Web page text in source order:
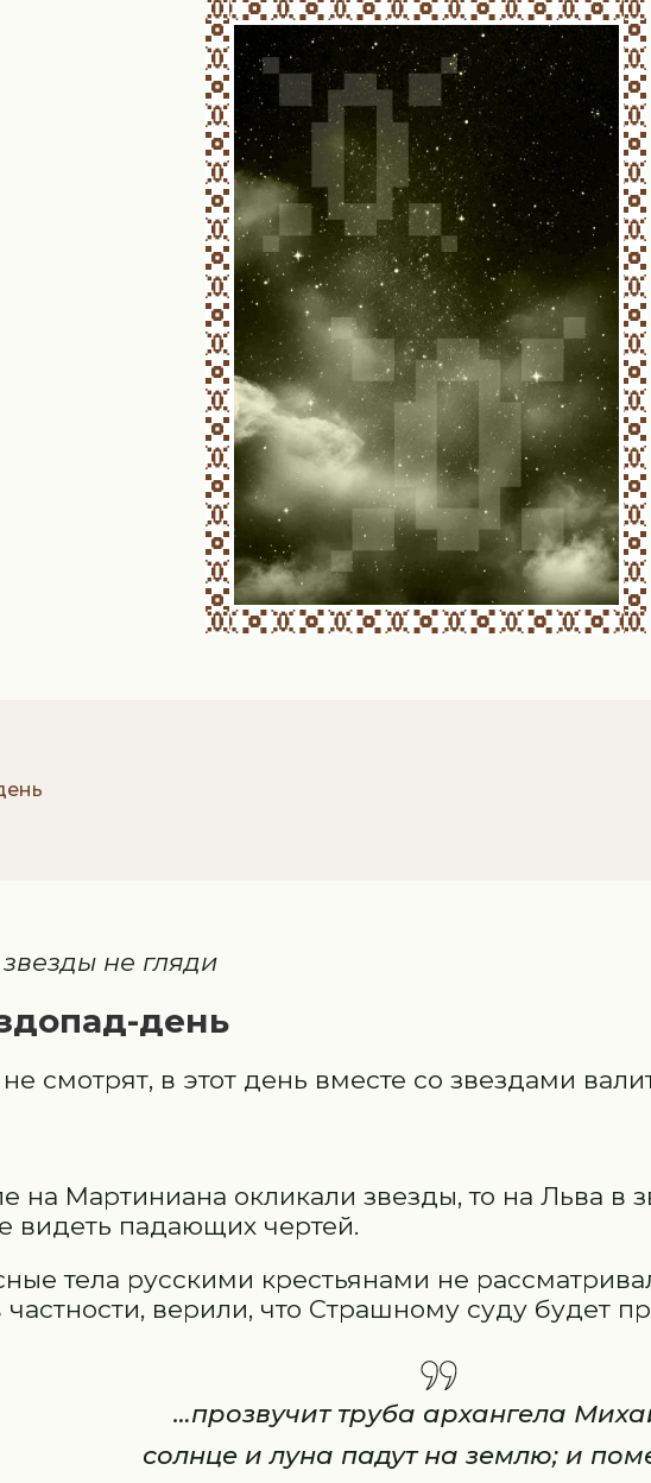
не гляди
день
смотрят, в этот день вместе со звездами
на Мартиниана окликали звезды, то на Льва в
видеть падающих чертей.
тела русскими крестьянами не
частности, верили, что Страшному суду будет
…прозвучит труба архангела
солнце и луна падут на землю; и